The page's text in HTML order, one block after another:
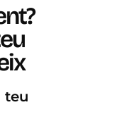
teu